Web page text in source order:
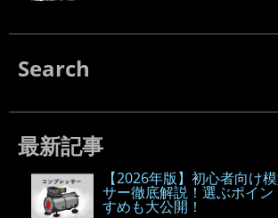
Search
最新記事
【2026年版】初心者向け
サー徹底解説！選ぶポイ
すめも大公開！